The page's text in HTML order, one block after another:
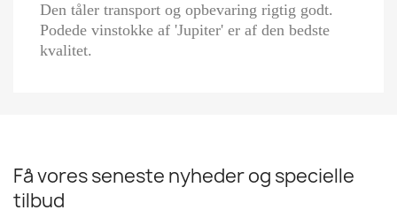
Den tåler transport og opbevaring rigtig godt.
Podede vinstokke af 'Jupiter' er af den bedste
kvalitet.
Få vores seneste nyheder og specielle
tilbud